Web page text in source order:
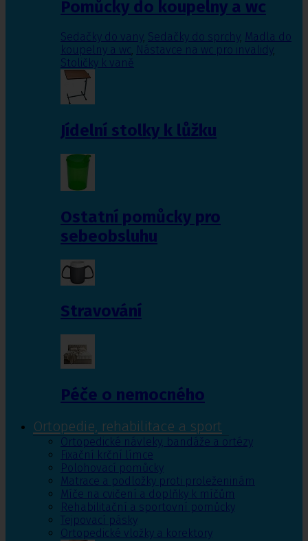
Pomůcky do koupelny a wc
Sedačky do vany, Sedačky do sprchy, Madla do
koupelny a wc, Nástavce na wc pro invalidy,
Stoličky k vaně
Jídelní stolky k lůžku
Ostatní pomůcky pro
sebeobsluhu
Stravování
Péče o nemocného
Ortopedie, rehabilitace a sport
Ortopedické návleky, bandáže a ortézy
Fixační krční límce
Polohovací pomůcky
Matrace a podložky proti proleženinám
Míče na cvičení a doplňky k míčům
Rehabilitační a sportovní pomůcky
Tejpovací pásky
Ortopedické vložky a korektory